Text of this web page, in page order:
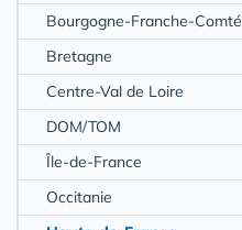
Bourgogne-Franche-Comté
Bretagne
Centre-Val de Loire
DOM/TOM
Île-de-France
Occitanie